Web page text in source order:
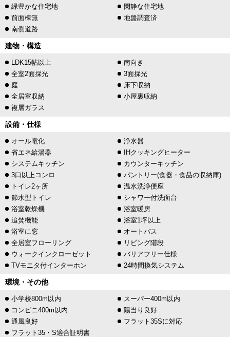
緑豊かな住宅地
閑静な住宅地
前面棟無
地盤調査済
南側道路
建物・構造
LDK15帖以上
南向き
全室2面採光
3面採光
庭
床下収納
全居室収納
小屋裏収納
複層ガラス
設備・仕様
オール電化
浄水器
省エネ給湯器
IHクッキングヒーター
システムキッチン
カウンターキッチン
3口以上コンロ
パントリー(食器・食品の収納庫)
トイレ2ヶ所
温水洗浄便座
節水型トイレ
シャワー付洗面台
浴室乾燥機
浴室暖房
追焚機能
浴室1坪以上
浴室に窓
オートバス
全居室フローリング
リビング階段
ウォークインクローゼット
バリアフリー仕様
TVモニタ付インターホン
24時間換気システム
環境・その他
小学校800m以内
スーパー400m以内
コンビニ400m以内
陽当り良好
通風良好
フラット35Sに対応
フラット35・S適合証明書